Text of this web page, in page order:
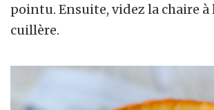
pointu. Ensuite, videz la chaire à
cuillère.